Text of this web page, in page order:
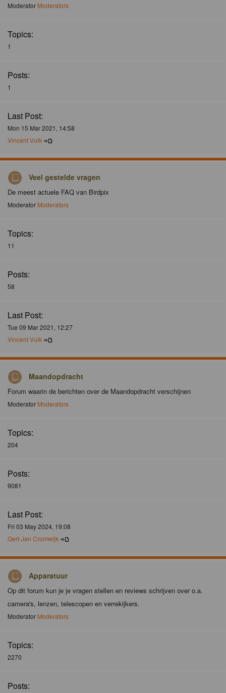
Moderator Moderators
Topics:
1
Posts:
1
Last Post:
Mon 15 Mar 2021, 14:58
Vincent Vuik
Veel gestelde vragen
De meest actuele FAQ van Birdpix
Moderator Moderators
Topics:
11
Posts:
58
Last Post:
Tue 09 Mar 2021, 12:27
Vincent Vuik
Maandopdracht
Forum waarin de berichten over de Maandopdracht verschijnen
Moderator Moderators
Topics:
204
Posts:
9081
Last Post:
Fri 03 May 2024, 19:08
Gert-Jan Cromwijk
Apparatuur
Op dit forum kun je je vragen stellen en reviews schrijven over o.a.
camera's, lenzen, telescopen en verrekijkers.
Moderator Moderators
Topics:
2270
Posts: